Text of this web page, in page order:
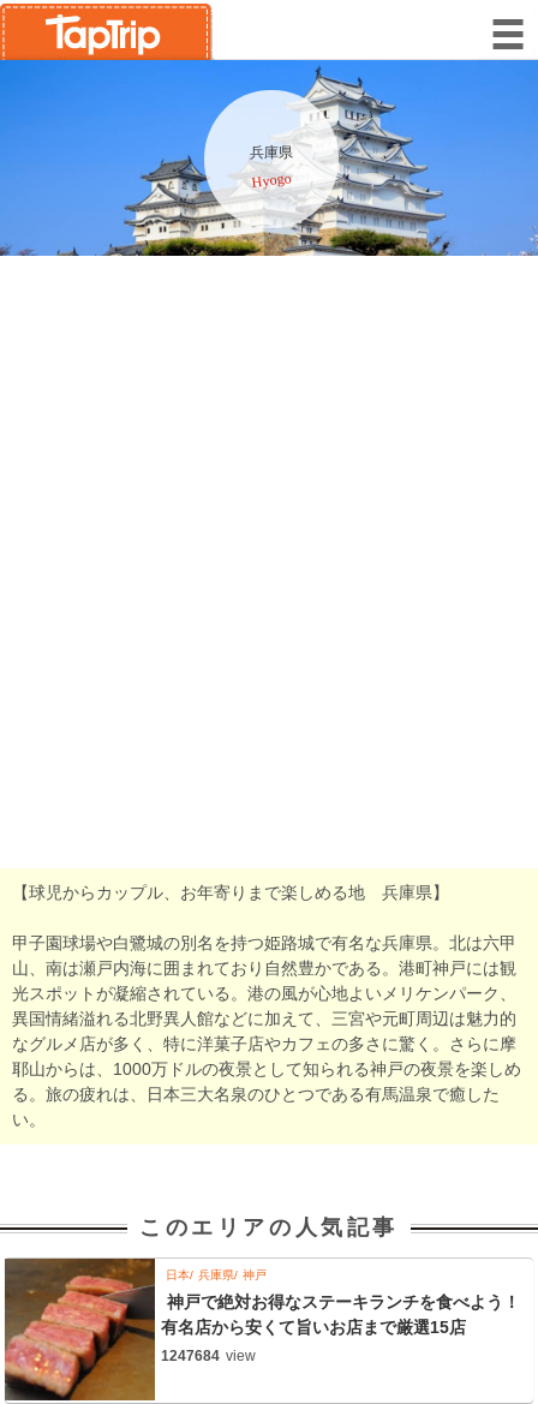
兵庫県
Hyogo
【球児からカップル、お年寄りまで楽しめる地 兵庫県】
甲子園球場や白鷺城の別名を持つ姫路城で有名な兵庫県。北は六甲
山、南は瀬戸内海に囲まれており自然豊かである。港町神戸には観
光スポットが凝縮されている。港の風が心地よいメリケンパーク、
異国情緒溢れる北野異人館などに加えて、三宮や元町周辺は魅力的
なグルメ店が多く、特に洋菓子店やカフェの多さに驚く。さらに摩
耶山からは、1000万ドルの夜景として知られる神戸の夜景を楽しめ
る。旅の疲れは、日本三大名泉のひとつである有馬温泉で癒した
い。
このエリアの人気記事
日本 兵庫県 神戸
神戸で絶対お得なステーキランチを食べよう！
有名店から安くて旨いお店まで厳選15店
1247684 view